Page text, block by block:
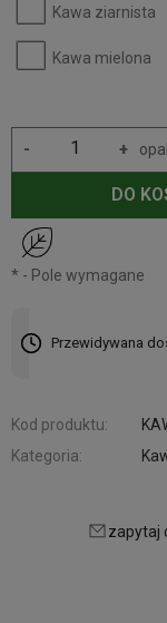
Kawa ziarnista
Kawa mielona
+
-
DO
* - Pole wymagane
Przewidywana
Kod produktu:
Kategoria:
zapytaj